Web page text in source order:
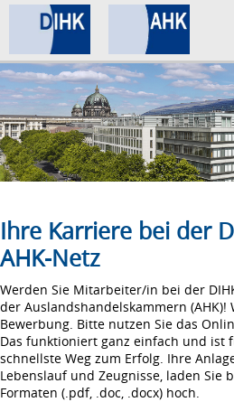
Home
Datenschutz
Impressum
Ihre Karriere bei der
AHK-Netz
Werden Sie Mitarbeiter/in bei der
der Auslandshandelskammern
Bewerbung. Bitte nutzen Sie das
Das funktioniert ganz einfach und ist
schnellste Weg zum Erfolg. Ihre
Lebenslauf und Zeugnisse, laden Sie
Formaten (.pdf, .doc, .docx) hoch.